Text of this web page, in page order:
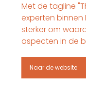
Met de tagline
experten
sterker om
aspecten in de
Naar de website